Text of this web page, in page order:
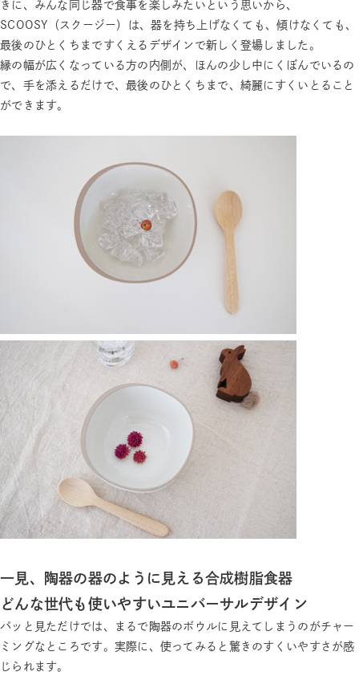
きに、みんな同じ器で食事を楽しみたいという思いから、
SCOOSY（スクージー）は、器を持ち上げなくても、傾けなくても、
最後のひとくちまですくえるデザインで新しく登場しました。
縁の幅が広くなっている方の内側が、ほんの少し中にくぼんでいるの
で、手を添えるだけで、最後のひとくちまで、綺麗にすくいとること
ができます。
一見、陶器の器のように見える合成樹脂食器
どんな世代も使いやすいユニバーサルデザイン
パッと見ただけでは、まるで陶器のボウルに見えてしまうのがチャー
ミングなところです。実際に、使ってみると驚きのすくいやすさが感
じられます。